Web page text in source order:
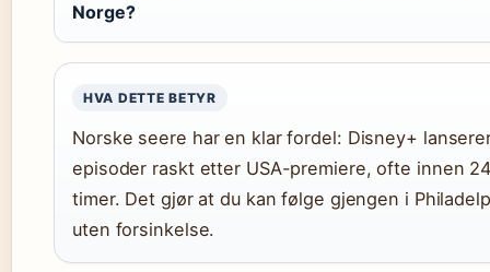
Norge?
HVA DETTE BETYR
Norske seere har en klar fordel: Disney+
episoder raskt etter USA-premiere, ofte innen
timer. Det gjør at du kan følge gjengen i
uten forsinkelse.